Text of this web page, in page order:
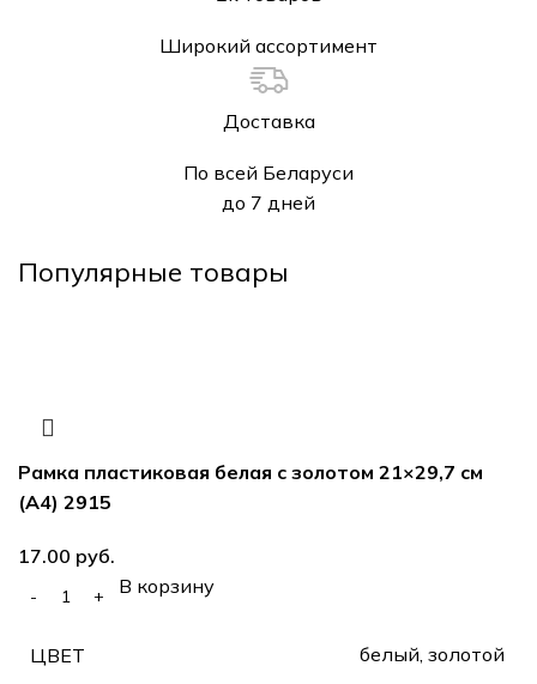
Широкий ассортимент
Доставка
По всей Беларуси
до 7 дней
Популярные товары
Рамка пластиковая белая с золотом 21×29,7 см
(А4) 2915
17.00 руб.
В корзину
ЦВЕТ белый, золотой